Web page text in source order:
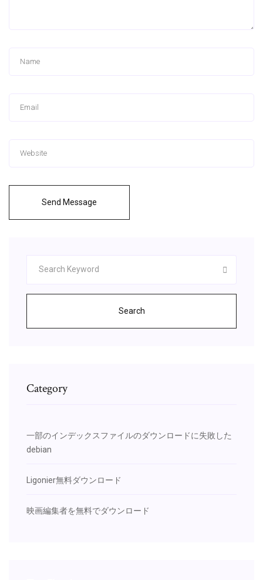
Send Message
Search
Category
一部のインデックスファイルのダウンロードに失敗した
debian
Ligonier無料ダウンロード
映画編集者を無料でダウンロード